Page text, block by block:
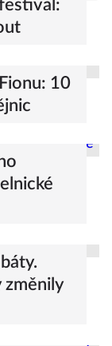
10
změnily